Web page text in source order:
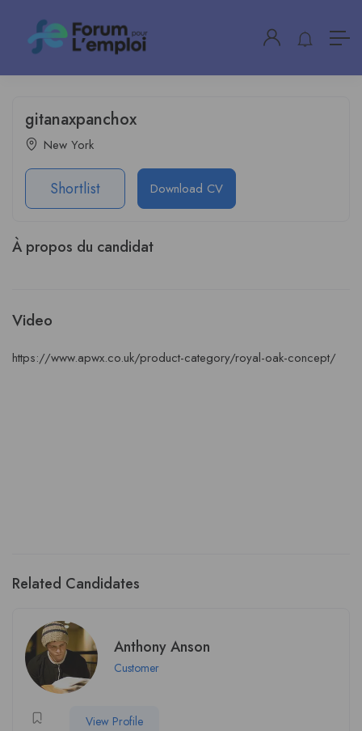
gitanaxpanchox
New York
Shortlist Download CV
À propos du candidat
Video
https://www.apwx.co.uk/product-category/royal-oak-concept/
Related Candidates
Anthony Anson
Customer
View Profile